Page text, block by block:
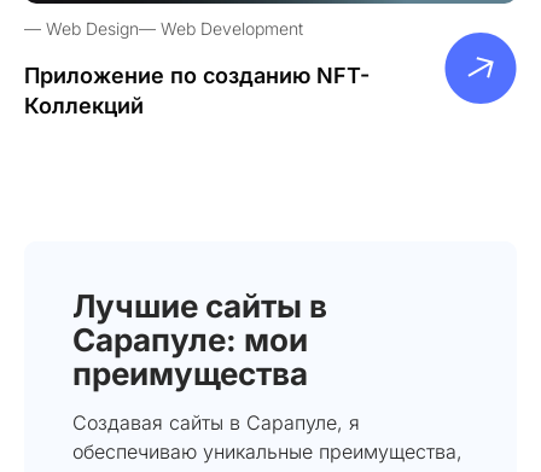
Web Design Web Development
Приложение по созданию NFT-
Коллекций
Лучшие сайты в
Сарапуле: мои
преимущества
Создавая сайты в Сарапуле, я
обеспечиваю уникальные преимущества,